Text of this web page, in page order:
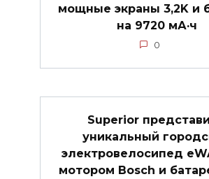
мощные экраны 3,2K и
на 9720 мА·ч
0
Superior
уникальный
электровелосипед
мотором Bosch и